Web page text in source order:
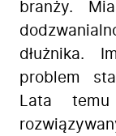
branży.
dłużnika.
problem
Lata